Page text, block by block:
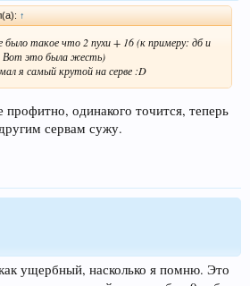
↑
было такое что 2 пухи + 16 (к примеру: дб и
Вот это была жесть)
я самый крутой на серве :D
одинакого точится, теперь
сервам сужу.
ущербный, насколько я помню. Это